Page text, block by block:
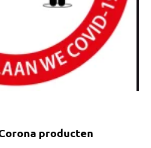
producten